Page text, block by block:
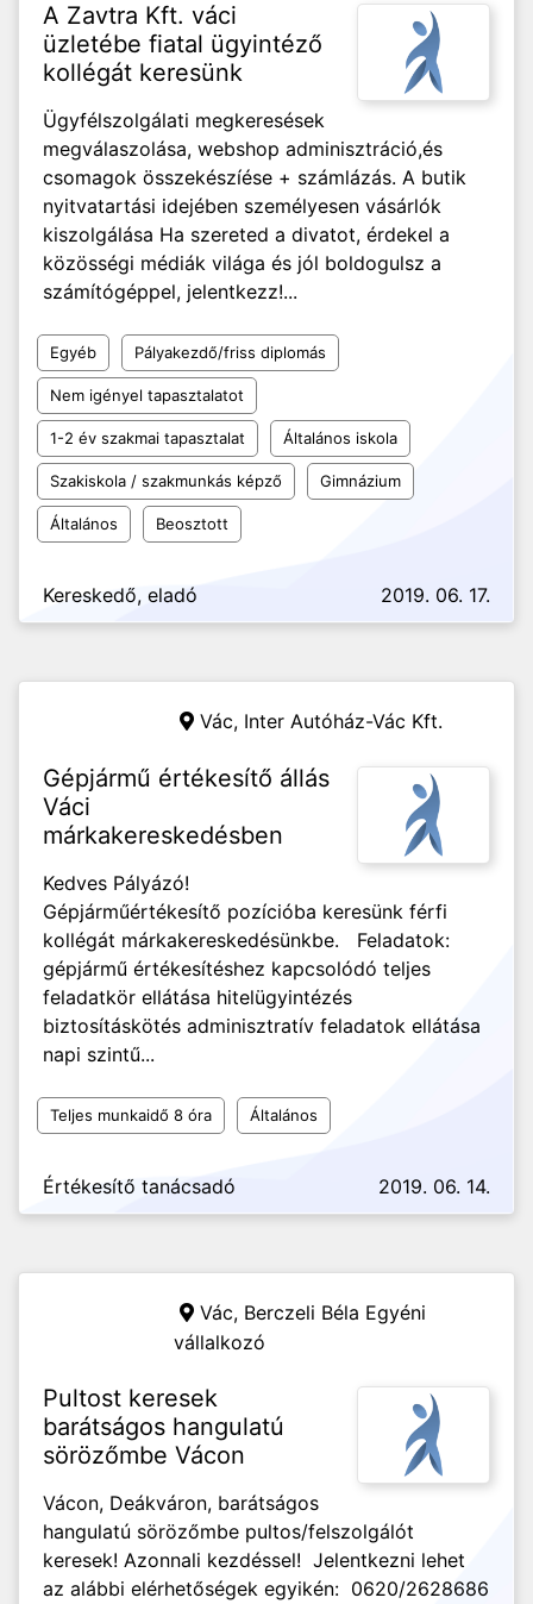
A Zavtra Kft. váci
üzletébe fiatal ügyintéző
kollégát keresünk
Ügyfélszolgálati megkeresések
megválaszolása, webshop adminisztráció,és
csomagok összekészíése + számlázás. A butik
nyitvatartási idejében személyesen vásárlók
kiszolgálása Ha szereted a divatot, érdekel a
közösségi médiák világa és jól boldogulsz a
számítógéppel, jelentkezz!...
Egyéb Pályakezdő/friss diplomás
Nem igényel tapasztalatot
1-2 év szakmai tapasztalat Általános iskola
Szakiskola / szakmunkás képző Gimnázium
Általános Beosztott
Kereskedő, eladó 2019. 06. 17.
Vác, Inter Autóház-Vác Kft.
Gépjármű értékesítő állás
Váci
márkakereskedésben
Kedves Pályázó!
Gépjárműértékesítő pozícióba keresünk férfi
kollégát márkakereskedésünkbe. Feladatok:
gépjármű értékesítéshez kapcsolódó teljes
feladatkör ellátása hitelügyintézés
biztosításkötés adminisztratív feladatok ellátása
napi szintű...
Teljes munkaidő 8 óra Általános
Értékesítő tanácsadó 2019. 06. 14.
Vác, Berczeli Béla Egyéni
vállalkozó
Pultost keresek
barátságos hangulatú
sörözőmbe Vácon
Vácon, Deákváron, barátságos
hangulatú sörözőmbe pultos/felszolgálót
keresek! Azonnali kezdéssel! Jelentkezni lehet
az alábbi elérhetőségek egyikén: 0620/2628686